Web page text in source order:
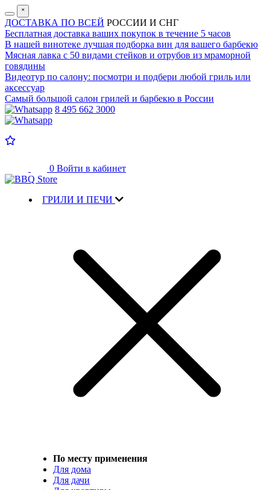
˟
ДОСТАВКА ПО ВСЕЙ РОССИИ И СНГ
Бесплатная доставка ваших покупок в течение 5 часов
В нашей винотеке лучшая подборка вин для вашего барбекю
Мясная лавка с 50 видами стейков и отрубов из мраморной
говядины
Видеотур по салону: посмотри и подбери любой гриль или
аксессуар
Самый большой салон грилей и барбекю в России
8 495 662 3000
0 Войти в кабинет
ГРИЛИ И ПЕЧИ
По месту применения
Для дома
Для дачи